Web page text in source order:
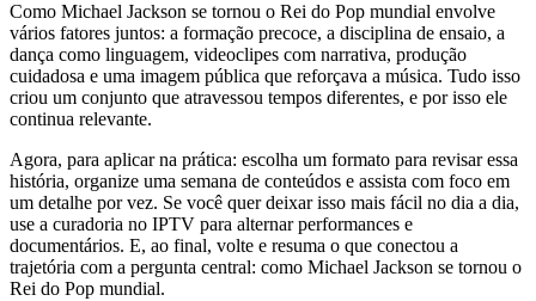
Como Michael Jackson se tornou o Rei do Pop mundial envolve
vários fatores juntos: a formação precoce, a disciplina de ensaio, a
dança como linguagem, videoclipes com narrativa, produção
cuidadosa e uma imagem pública que reforçava a música. Tudo isso
criou um conjunto que atravessou tempos diferentes, e por isso ele
continua relevante.
Agora, para aplicar na prática: escolha um formato para revisar essa
história, organize uma semana de conteúdos e assista com foco em
um detalhe por vez. Se você quer deixar isso mais fácil no dia a dia,
use a curadoria no IPTV para alternar performances e
documentários. E, ao final, volte e resuma o que conectou a
trajetória com a pergunta central: como Michael Jackson se tornou o
Rei do Pop mundial.